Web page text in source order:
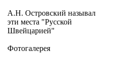
А.Н. Островский называл
эти места "Русской
Швейцарией"
Фотогалерея